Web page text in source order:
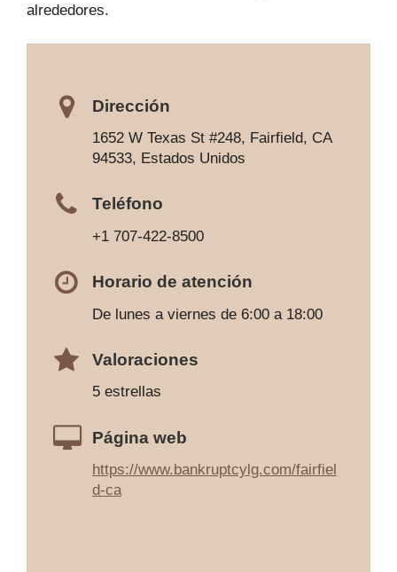
alrededores.
Dirección
1652 W Texas St #248, Fairfield, CA
94533, Estados Unidos
Teléfono
+1 707-422-8500
Horario de atención
De lunes a viernes de 6:00 a 18:00
Valoraciones
5 estrellas
Página web
https://www.bankruptcylg.com/fairfiel
d-ca